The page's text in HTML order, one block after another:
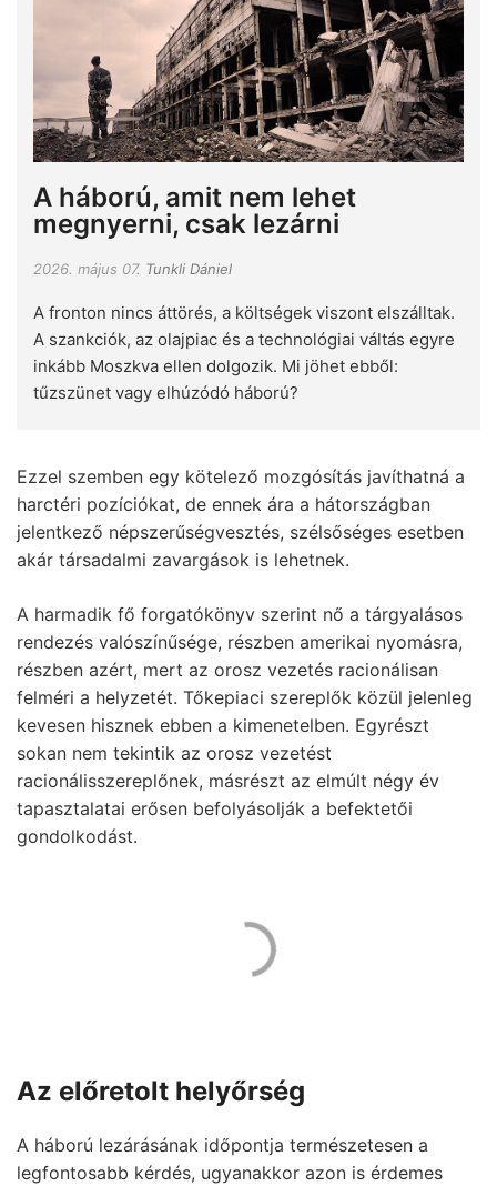
A háború, amit nem lehet
megnyerni, csak lezárni
2026. május 07. Tunkli Dániel
A fronton nincs áttörés, a költségek viszont elszálltak.
A szankciók, az olajpiac és a technológiai váltás egyre
inkább Moszkva ellen dolgozik. Mi jöhet ebből:
tűzszünet vagy elhúzódó háború?
Ezzel szemben egy kötelező mozgósítás javíthatná a
harctéri pozíciókat, de ennek ára a hátországban
jelentkező népszerűségvesztés, szélsőséges esetben
akár társadalmi zavargások is lehetnek.
A harmadik fő forgatókönyv szerint nő a tárgyalásos
rendezés valószínűsége, részben amerikai nyomásra,
részben azért, mert az orosz vezetés racionálisan
felméri a helyzetét. Tőkepiaci szereplők közül jelenleg
kevesen hisznek ebben a kimenetelben. Egyrészt
sokan nem tekintik az orosz vezetést
racionálisszereplőnek, másrészt az elmúlt négy év
tapasztalatai erősen befolyásolják a befektetői
gondolkodást.
Az előretolt helyőrség
A háború lezárásának időpontja természetesen a
legfontosabb kérdés, ugyanakkor azon is érdemes